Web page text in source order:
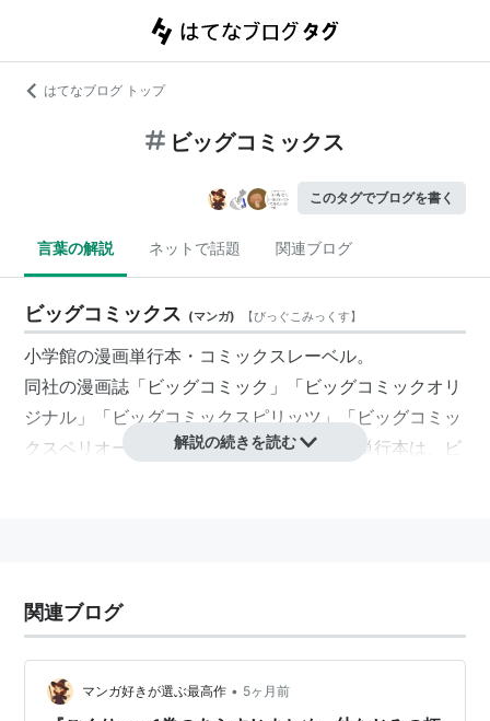
はてなブログ トップ
ビッグコミックス
このタグでブログを書く
言葉の解説 ネットで話題 関連ブログ
ビッグコミックス (マンガ) 【びっぐこみっくす】
小学館の漫画単行本・コミックスレーベル。
同社の漫画誌「ビッグコミック」「ビッグコミックオリ
ジナル」「ビッグコミックスピリッツ」「ビッグコミッ
クスペリオール」などに掲載された作品の単行本は、
ビ
解説の続きを読む
関連ブログ
マンガ好きが選ぶ最高作 • 5ヶ月前